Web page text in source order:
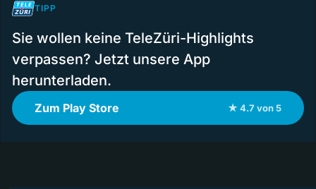
TIPP
Sie wollen keine TeleZüri-Highlights
verpassen? Jetzt unsere App
herunterladen.
Zum Play Store ★ 4.7 von 5